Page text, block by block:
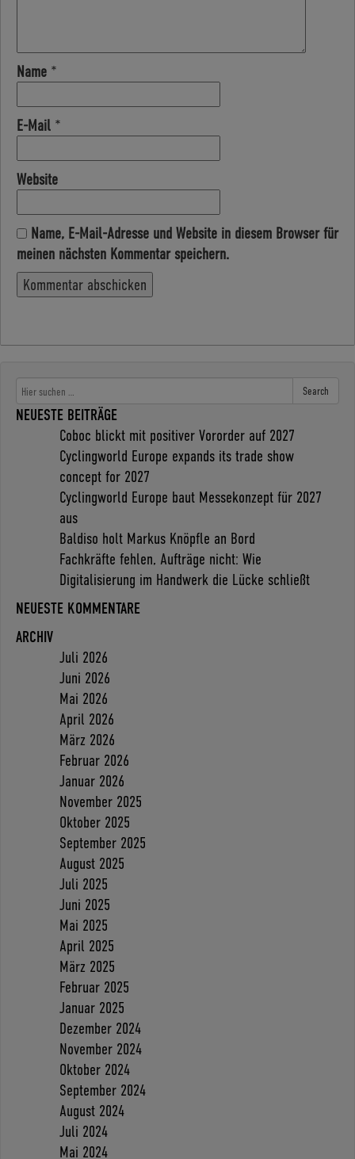
Name *
E-Mail *
Website
Name, E-Mail-Adresse und Website in diesem Browser für
meinen nächsten Kommentar speichern.
Search
NEUESTE BEITRÄGE
Coboc blickt mit positiver Vororder auf 2027
Cyclingworld Europe expands its trade show
concept for 2027
Cyclingworld Europe baut Messekonzept für 2027
aus
Baldiso holt Markus Knöpfle an Bord
Fachkräfte fehlen, Aufträge nicht: Wie
Digitalisierung im Handwerk die Lücke schließt
NEUESTE KOMMENTARE
ARCHIV
Juli 2026
Juni 2026
Mai 2026
April 2026
März 2026
Februar 2026
Januar 2026
November 2025
Oktober 2025
September 2025
August 2025
Juli 2025
Juni 2025
Mai 2025
April 2025
März 2025
Februar 2025
Januar 2025
Dezember 2024
November 2024
Oktober 2024
September 2024
August 2024
Juli 2024
Mai 2024